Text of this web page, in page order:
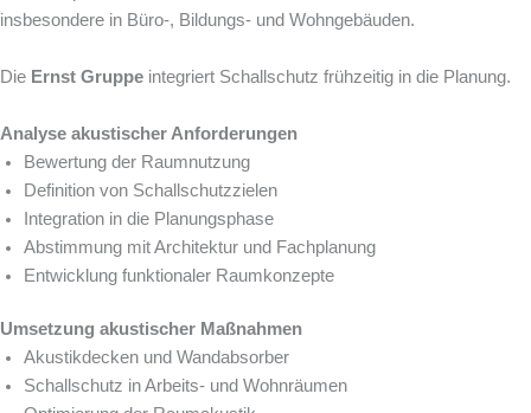
insbesondere in Büro-, Bildungs- und Wohngebäuden.
Die Ernst Gruppe integriert Schallschutz frühzeitig in die Planung.
Analyse akustischer Anforderungen
Bewertung der Raumnutzung
Definition von Schallschutzzielen
Integration in die Planungsphase
Abstimmung mit Architektur und Fachplanung
Entwicklung funktionaler Raumkonzepte
Umsetzung akustischer Maßnahmen
Akustikdecken und Wandabsorber
Schallschutz in Arbeits- und Wohnräumen